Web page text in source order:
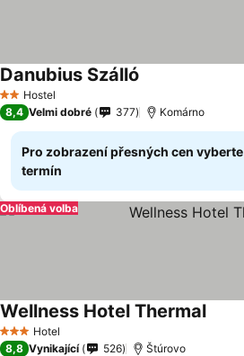
2 Počet hvězdiček
Hostel
Danubius Szálló
8,4 Velmi dobré 377 Komárno
Pro zobrazení přesných cen vyberte
termín
Oblíbená volba
3 Počet hvězdiček
Hotel
Wellness Hotel Thermal
8,8 Vynikající 526 Štúrovo